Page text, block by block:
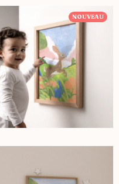
NOUVEAU